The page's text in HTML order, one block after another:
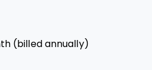
(billed annually)